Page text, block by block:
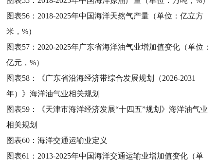
图表56： 2018-2025年中国海洋天然气产量（单位：亿立方
米，%）
图表57： 2020-2025年广东省海洋油气业增加值变化（单位：
亿元，%）
图表58：
《广东省沿海经济带综合发展规划（2026-2031
年）》海洋油气业相关规划
图表59：
《天津市海洋经济发展“十四五”规划》海洋油气业
相关规划
图表60：海洋交通运输业定义
图表61： 2013-2025年中国海洋交通运输业增加值变化（单